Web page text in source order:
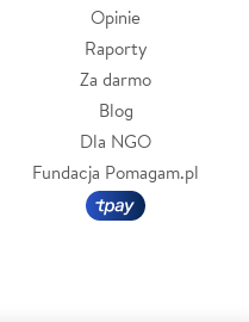
Opinie
Raporty
Za darmo
Blog
Dla NGO
Fundacja Pomagam.pl